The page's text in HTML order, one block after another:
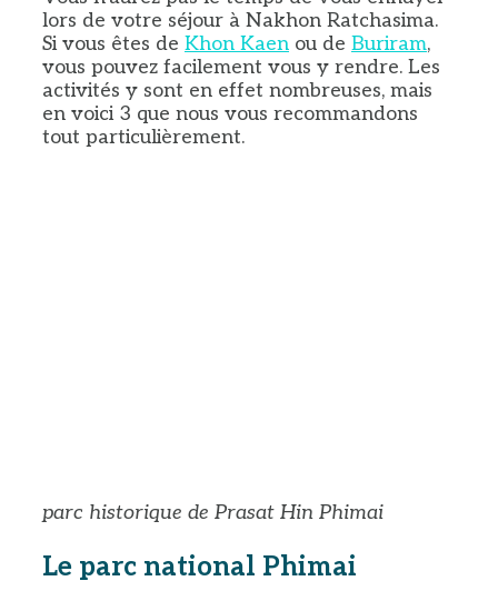
lors de votre séjour à Nakhon Ratchasima.
Si vous êtes de Khon Kaen ou de Buriram,
vous pouvez facilement vous y rendre. Les
activités y sont en effet nombreuses, mais
en voici 3 que nous vous recommandons
tout particulièrement.
parc historique de Prasat Hin Phimai
Le parc national Phimai